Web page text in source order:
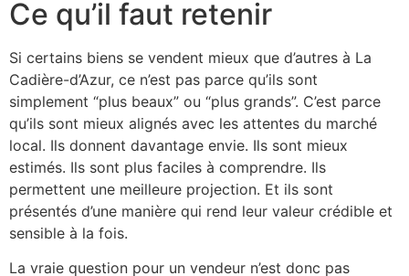
Ce qu’il faut retenir
Si certains biens se vendent mieux que d’autres à La
Cadière-d’Azur, ce n’est pas parce qu’ils sont
simplement “plus beaux” ou “plus grands”. C’est parce
qu’ils sont mieux alignés avec les attentes du marché
local. Ils donnent davantage envie. Ils sont mieux
estimés. Ils sont plus faciles à comprendre. Ils
permettent une meilleure projection. Et ils sont
présentés d’une manière qui rend leur valeur crédible et
sensible à la fois.
La vraie question pour un vendeur n’est donc pas